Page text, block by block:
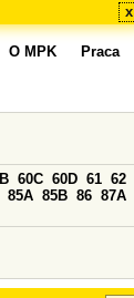
x
O MPK Praca
60C 60D 61 62
85A 85B 86 87A